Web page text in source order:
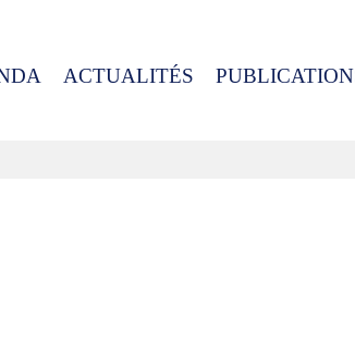
ACTUALITÉS